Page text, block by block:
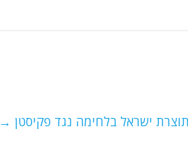
ישראל בלחימה נגד פקיסטן →